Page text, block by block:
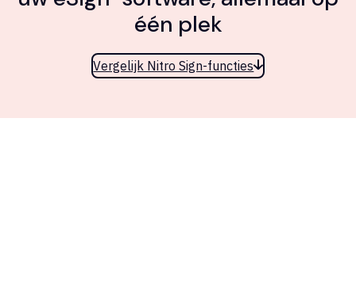
één plek
Vergelijk Nitro Sign-functies